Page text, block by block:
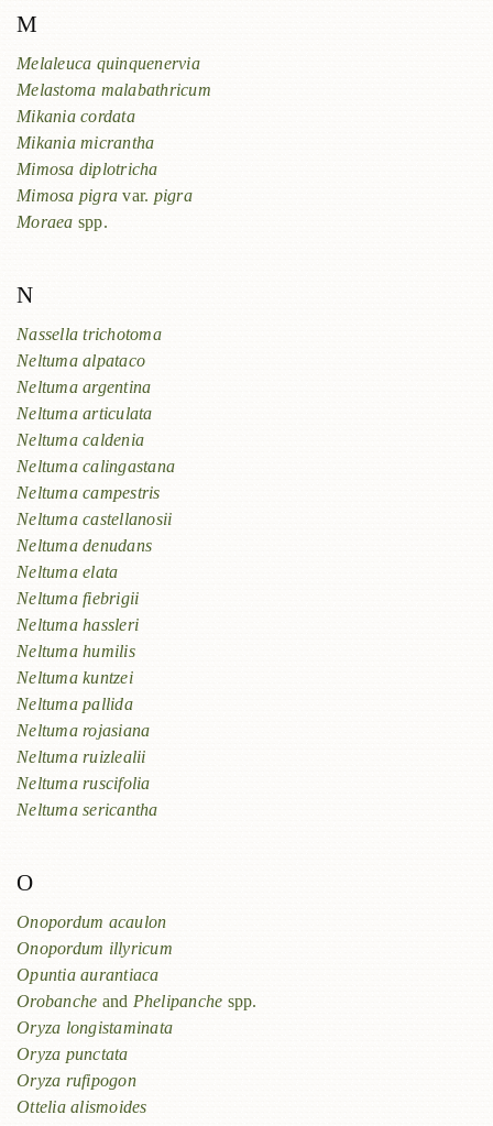
M
Melaleuca quinquenervia
Melastoma malabathricum
Mikania cordata
Mikania micrantha
Mimosa diplotricha
Mimosa pigra var. pigra
Moraea spp.
N
Nassella trichotoma
Neltuma alpataco
Neltuma argentina
Neltuma articulata
Neltuma caldenia
Neltuma calingastana
Neltuma campestris
Neltuma castellanosii
Neltuma denudans
Neltuma elata
Neltuma fiebrigii
Neltuma hassleri
Neltuma humilis
Neltuma kuntzei
Neltuma pallida
Neltuma rojasiana
Neltuma ruizlealii
Neltuma ruscifolia
Neltuma sericantha
O
Onopordum acaulon
Onopordum illyricum
Opuntia aurantiaca
Orobanche and Phelipanche spp.
Oryza longistaminata
Oryza punctata
Oryza rufipogon
Ottelia alismoides